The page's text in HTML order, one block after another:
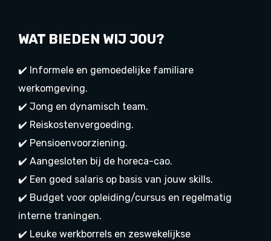
WAT BIEDEN WIJ JOU?
✔️ Informele en gemoedelijke familiare
werkomgeving.
✔️ Jong en dynamisch team.
✔️ Reiskostenvergoeding.
✔️ Pensioenvoorziening.
✔️ Aangesloten bij de horeca-cao.
✔️ Een goed salaris op basis van jouw skills.
✔️ Budget voor opleiding/cursus en regelmatig
interne traningen.
✔️ Leuke werkborrels en zeswekelijkse